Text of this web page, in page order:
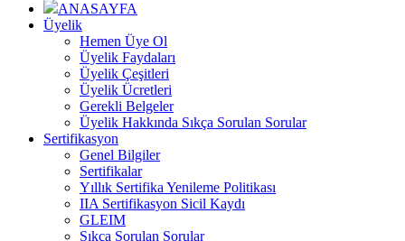
ANASAYFA
Üyelik
Hemen Üye Ol
Üyelik Faydaları
Üyelik Çeşitleri
Üyelik Ücretleri
Gerekli Belgeler
Üyelik Hakkında Sıkça Sorulan Sorular
Sertifikasyon
Genel Bilgiler
Sertifikalar
Yıllık Sertifika Yenileme Politikası
IIA Sertifikasyon Sicil Kaydı
GLEIM
Sıkça Sorulan Sorular